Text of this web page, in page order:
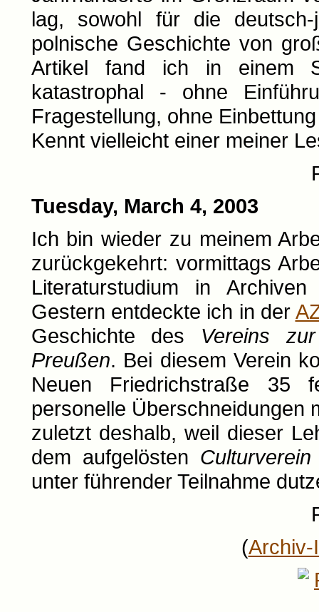
lag, sowohl für die
polnische Geschichte von
Artikel fand ich in einem
katastrophal - ohne
Fragestellung, ohne
Kennt vielleicht einer meiner
Tuesday, March 4, 2003
Ich bin wieder zu meinem
zurückgekehrt: vormittags
Literaturstudium in
Gestern entdeckte ich in der
Geschichte des Vereins
Preußen. Bei diesem Verein
Neuen Friedrichstraße 35
personelle Überschneidungen
zuletzt deshalb, weil dieser
dem aufgelösten Culturverein
unter führender Teilnahme
(Archiv-